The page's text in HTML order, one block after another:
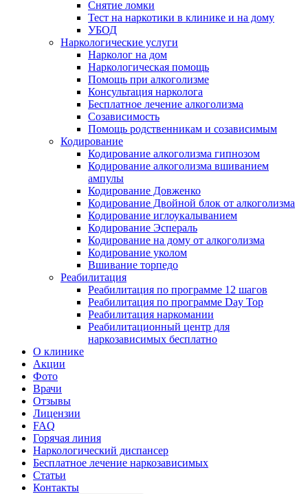
Снятие ломки
Тест на наркотики в клинике и на дому
УБОД
Наркологические услуги
Нарколог на дом
Наркологическая помощь
Помощь при алкоголизме
Консультация нарколога
Бесплатное лечение алкоголизма
Созависимость
Помощь родственникам и созависимым
Кодирование
Кодирование алкоголизма гипнозом
Кодирование алкоголизма вшиванием
ампулы
Кодирование Довженко
Кодирование Двойной блок от алкоголизма
Кодирование иглоукалыванием
Кодирование Эспераль
Кодирование на дому от алкоголизма
Кодирование уколом
Вшивание торпедо
Реабилитация
Реабилитация по программе 12 шагов
Реабилитация по программе Day Top
Реабилитация наркомании
Реабилитационный центр для
наркозависимых бесплатно
О клинике
Акции
Фото
Врачи
Отзывы
Лицензии
FAQ
Горячая линия
Наркологический диспансер
Бесплатное лечение наркозависимых
Статьи
Контакты